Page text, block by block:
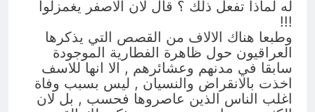
له لماذا تفعل ذلك ؟ قال لان الاصفر يغمزلوا
!!!
وطبعا هناك الالاف من القصص التي يذكرها
العراقيون حول ظاهرة الفطارية الموجودة
سابقا في مدنهم وعشائرهم , الا انها للاسف
اخذت بالانقراض والنسيان , ليس بسبب وفاة
اغلب الناس الذين عاصروها فحسب , بل لان